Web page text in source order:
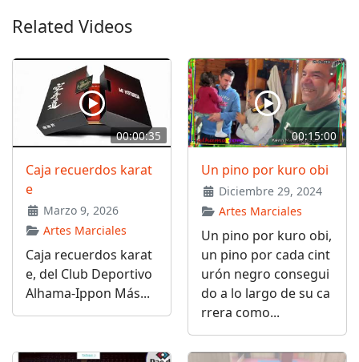
Related Videos
00:00:35
Caja recuerdos karat
e
Marzo 9, 2026
Artes Marciales
Caja recuerdos karat
e, del Club Deportivo
Alhama-Ippon Más...
00:15:00
Un pino por kuro obi
Diciembre 29, 2024
Artes Marciales
Un pino por kuro obi,
un pino por cada cint
urón negro consegui
do a lo largo de su ca
rrera como...